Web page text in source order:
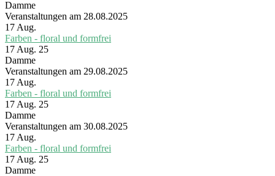
Damme
Veranstaltungen am 28.08.2025
17 Aug.
Farben - floral und formfrei
17 Aug. 25
Damme
Veranstaltungen am 29.08.2025
17 Aug.
Farben - floral und formfrei
17 Aug. 25
Damme
Veranstaltungen am 30.08.2025
17 Aug.
Farben - floral und formfrei
17 Aug. 25
Damme